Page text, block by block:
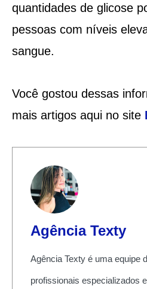
quantidades de glicose
pessoas com níveis
sangue.
Você gostou dessas
mais artigos aqui no site
Agência Texty
Agência Texty é uma equipe
profissionais especializados